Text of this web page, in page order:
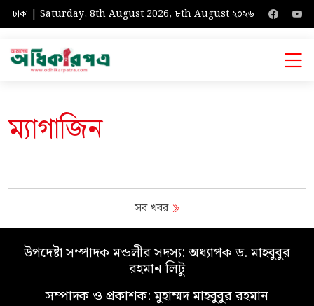
ঢাকা | Saturday, 8th August 2026, ৮th August ২০২৬
ম্যাগাজিন
সব খবর
উপদেষ্টা সম্পাদক মন্ডলীর সদস্য: অধ্যাপক ড. মাহবুবুর
রহমান লিটু
সম্পাদক ও প্রকাশক: মুহাম্মদ মাহবুবুর রহমান